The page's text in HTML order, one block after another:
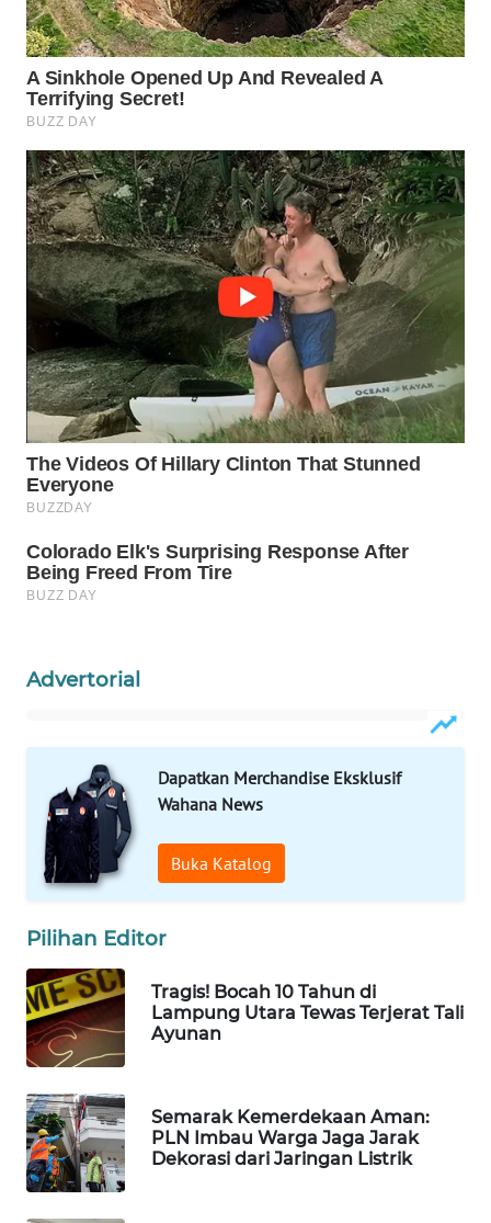
Advertorial
Dapatkan Merchandise Eksklusif
Wahana News
Buka Katalog
Pilihan Editor
Tragis! Bocah 10 Tahun di
Lampung Utara Tewas Terjerat Tali
Ayunan
Semarak Kemerdekaan Aman:
PLN Imbau Warga Jaga Jarak
Dekorasi dari Jaringan Listrik
WN
PRIANGAN
TIMUR
WN
WN
SOLO
WN
BOROBUDUR
WN
MADURA
WN
SURABAYA
NATUNA
WN
WN
LIKUPANG
WN
LABUANBAJO
WN
Wahana
Media
Group
WAHANA
NEWS
WAHANA